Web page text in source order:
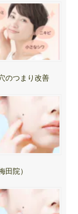
のつまり改善
田院）